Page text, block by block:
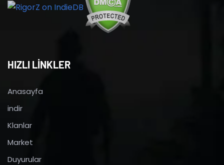
HIZLI LİNKLER
Anasayfa
indir
Klanlar
Market
Duyurular